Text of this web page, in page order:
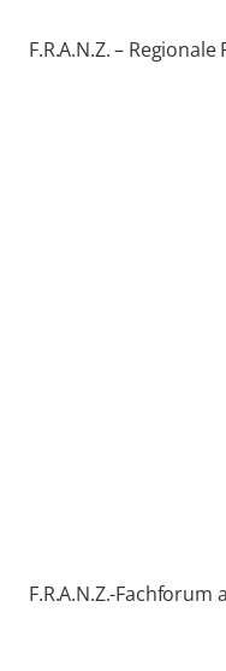
F.R.A.N.Z. –
F.R.A.N.Z.-